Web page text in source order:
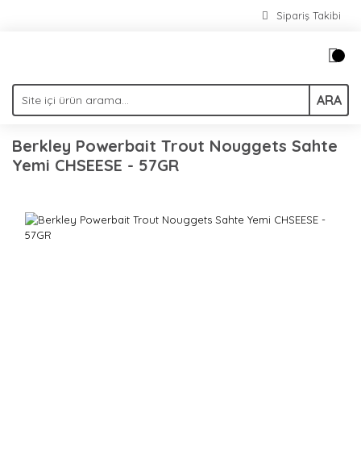
Sipariş Takibi
ARA
Berkley Powerbait Trout Nouggets Sahte
Yemi CHSEESE - 57GR